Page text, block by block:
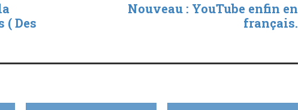
( Des
Nouveau : YouTube enfin en
français.